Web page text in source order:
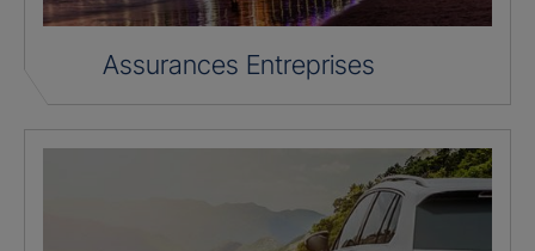
Assurances Entreprises